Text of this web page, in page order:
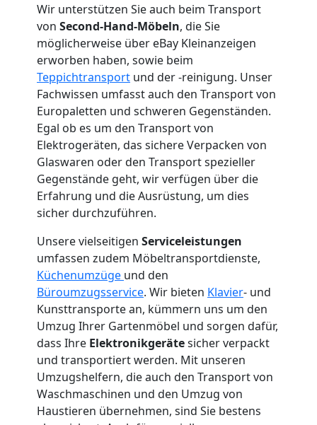
Wir unterstützen Sie auch beim Transport
von Second-Hand-Möbeln, die Sie
möglicherweise über eBay Kleinanzeigen
erworben haben, sowie beim
Teppichtransport und der -reinigung. Unser
Fachwissen umfasst auch den Transport von
Europaletten und schweren Gegenständen.
Egal ob es um den Transport von
Elektrogeräten, das sichere Verpacken von
Glaswaren oder den Transport spezieller
Gegenstände geht, wir verfügen über die
Erfahrung und die Ausrüstung, um dies
sicher durchzuführen.
Unsere vielseitigen Serviceleistungen
umfassen zudem Möbeltransportdienste,
Küchenumzüge und den
Büroumzugsservice. Wir bieten Klavier- und
Kunsttransporte an, kümmern uns um den
Umzug Ihrer Gartenmöbel und sorgen dafür,
dass Ihre Elektronikgerätesicher verpackt
und transportiert werden. Mit unseren
Umzugshelfern, die auch den Transport von
Waschmaschinen und den Umzug von
Haustieren übernehmen, sind Sie bestens
Mann
LKW
Wolfsberg
Kunsttransport
Wolfsberg
Umzug
Wolfsberg
Mann